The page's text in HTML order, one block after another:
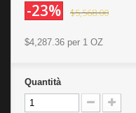
-23% $5,568.00
$4,287.36 per 1 OZ
Quantità